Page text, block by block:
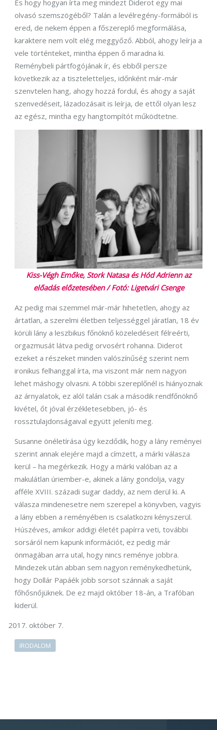
És hogy hogyan írta meg mindezt Diderot egy mai
olvasó szemszögéből? Talán a levélregény-formából is
ered, de nekem éppen a főszereplő megformálása,
karaktere nem volt elég meggyőző. Abból, ahogy leírja a
vele történteket, mintha éppen ő maradna ki.
Reménybeli pártfogójának ír, és ebből persze
következik az a tiszteletteljes, időnként már-már
szenvtelen hang, ahogy hozzá fordul, és ahogy a saját
szenvedéseit, lázadozásait is leírja, de ettől olyan lesz
az egész, mintha egy hangtompítót működtetne.
Kiss-Végh Emőke, Stork Natasa és Hód Adrienn az
előadás előzetesében / Fotó: Ligetvári Csenge
Az pedig mai szemmel már-már hihetetlen, ahogy az
ártatlan, a szerelmi életben teljességgel járatlan, 18 év
körüli lány a leszbikus főnöknő közeledéseit félreérti,
orgazmusát látva pedig orvosért rohanna. Diderot
ezeket a részeket minden valószínűség szerint nem
ironikus felhanggal írta, ma viszont már nem nagyon
lehet máshogy olvasni. A többi szereplőnél is hiányoznak
az árnyalatok, ez alól talán csak a második rendfőnöknő
kivétel, őt jóval érzékletesebben, jó- és
rossztulajdonságaival együtt jeleníti meg.
Susanne önéletírása úgy kezdődik, hogy a lány reményei
szerint annak elejére majd a címzett, a márki válasza
kerül – ha megérkezik. Hogy a márki valóban az a
makulátlan úriember-e, akinek a lány gondolja, vagy
afféle XVIII. századi sugar daddy, az nem derül ki. A
válasza mindenesetre nem szerepel a könyvben, vagyis
a lány ebben a reményében is csalatkozni kényszerül.
Húszéves, amikor addigi életét papírra veti, további
sorsáról nem kapunk információt, ez pedig már
önmagában arra utal, hogy nincs reménye jobbra.
Mindezek után abban sem nagyon reménykedhetünk,
hogy Dollár Papáék jobb sorsot szánnak a saját
főhősnőjüknek. De ez majd október 18-án, a Trafóban
kiderül.
október 7.
IRODALOM